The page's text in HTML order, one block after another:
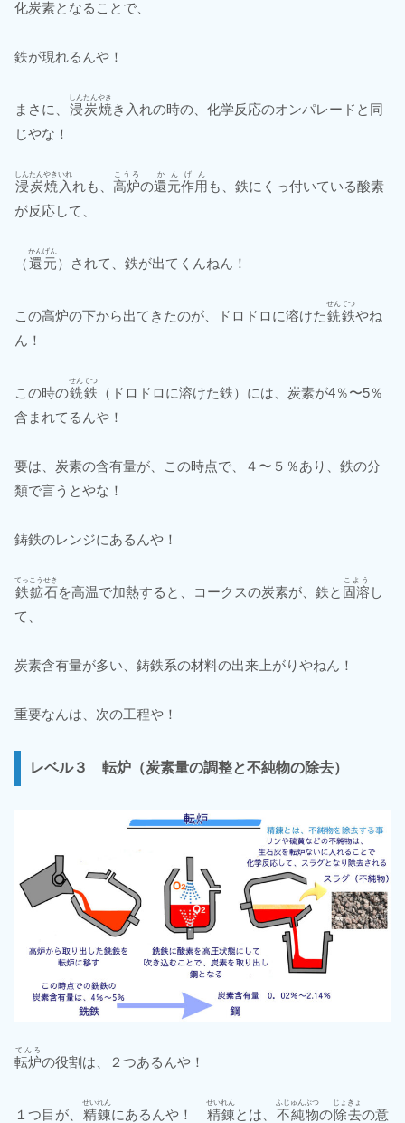
化炭素となることで、
鉄が現れるんや！
まさに、 浸炭焼
しんたんやき
き入れの時の、化学反応のオンパレードと同
じやな！
浸炭焼入
しんたんやきいれ
れも、 高炉
こうろ
の還元作用
かんげん
も、鉄にくっ付いている酸素
が反応して、
（還元
かんげん
）されて、鉄が出てくんねん！
この高炉の下から出てきたのが、ドロドロに溶けた銑鉄
せんてつ
やね
ん！
この時の銑鉄
せんてつ
（ドロドロに溶けた鉄）には、炭素が4％〜5％
含まれてるんや！
要は、炭素の含有量が、この時点で、４〜５％あり、鉄の分
類で言うとやな！
鋳鉄のレンジにあるんや！
鉄鉱石
てっこうせき
を高温で加熱すると、コークスの炭素が、鉄と 固溶
こよう
し
て、
炭素含有量が多い、鋳鉄系の材料の出来上がりやねん！
重要なんは、次の工程や！
レベル３ 転炉（炭素量の調整と不純物の除去）
転炉
てんろ
の役割は、２つあるんや！
１つ目が、 精錬
せいれん
にあるんや！ 精錬
せいれん
とは、 不純物
ふじゅんぶつ
の除去
じょきょ
の意